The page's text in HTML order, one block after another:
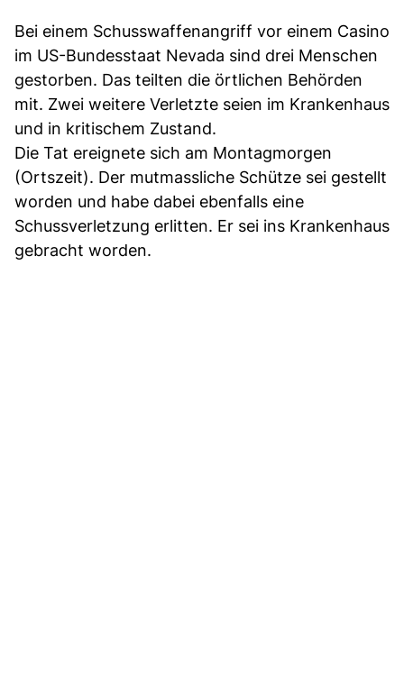
Bei einem Schusswaffenangriff vor einem Casino
im US-Bundesstaat Nevada sind drei Menschen
gestorben. Das teilten die örtlichen Behörden
mit. Zwei weitere Verletzte seien im Krankenhaus
und in kritischem Zustand.
Die Tat ereignete sich am Montagmorgen
(Ortszeit). Der mutmassliche Schütze sei gestellt
worden und habe dabei ebenfalls eine
Schussverletzung erlitten. Er sei ins Krankenhaus
gebracht worden.